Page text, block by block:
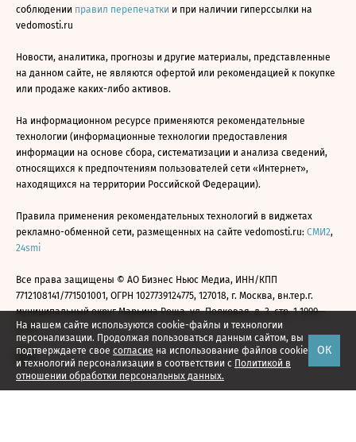
На нашем сайте используются cookie-файлы и технологии
персонализации. Продолжая пользоваться данным сайтом, вы
подтверждаете свое согласие на использование файлов cookie
и технологий персонализации в соответствии с Политикой в
отношении обработки персональных данных.
ОК
соблюдении правил перепечатки и при наличии гиперссылки на
vedomosti.ru
Новости, аналитика, прогнозы и другие материалы, представленные
на данном сайте, не являются офертой или рекомендацией к покупке
или продаже каких-либо активов.
На информационном ресурсе применяются рекомендательные
технологии (информационные технологии предоставления
информации на основе сбора, систематизации и анализа сведений,
относящихся к предпочтениям пользователей сети «Интернет»,
находящихся на территории Российской Федерации).
Правила применения рекомендательных технологий в виджетах
рекламно-обменной сети, размещенных на сайте vedomosti.ru: СМИ2,
24smi
Все права защищены © АО Бизнес Ньюс Медиа, ИНН/КПП
7712108141/771501001, ОГРН 1027739124775, 127018, г. Москва, вн.тер.г.
муниципальный округ Марьина Роща, ул. Полковая, д. 3, стр. 1 1999—
2026